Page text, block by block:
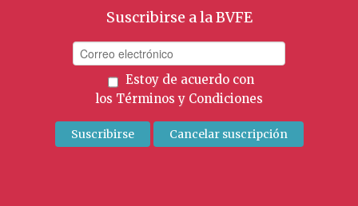
Suscribirse a la BVFE
Estoy de acuerdo con
los Términos y Condiciones